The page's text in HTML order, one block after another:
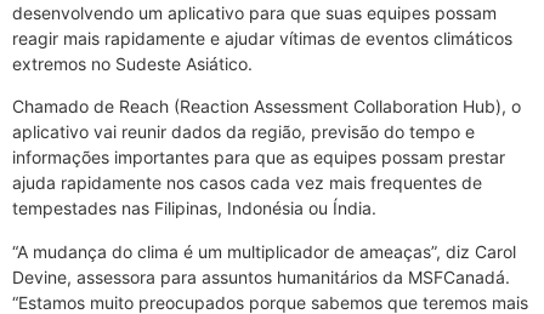
desenvolvendo um aplicativo para que suas equipes possam
reagir mais rapidamente e ajudar vítimas de eventos climáticos
extremos no Sudeste Asiático.
Chamado de Reach (Reaction Assessment Collaboration Hub), o
aplicativo vai reunir dados da região, previsão do tempo e
informações importantes para que as equipes possam prestar
ajuda rapidamente nos casos cada vez mais frequentes de
tempestades nas Filipinas, Indonésia ou Índia.
“A mudança do clima é um multiplicador de ameaças”, diz Carol
Devine, assessora para assuntos humanitários da MSFCanadá.
“Estamos muito preocupados porque sabemos que teremos mais